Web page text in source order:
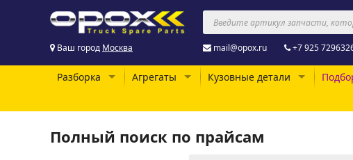
Ваш город Москва mail@opox.ru +7 925
Разборка Агрегаты Кузовные детали
Полный поиск по прайсам